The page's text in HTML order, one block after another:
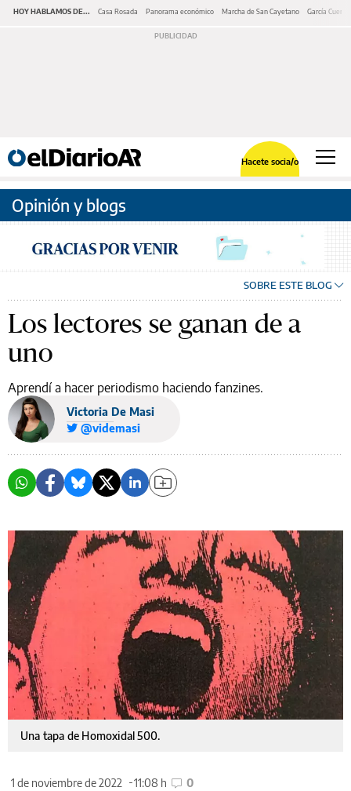
HOY HABLAMOS DE... Casa Rosada Panorama económico Marcha de San Cayetano García Cuerva
Hacete socia/o
Opinión y blogs
SOBRE ESTE BLOG
Los lectores se ganan de a
uno
Aprendí a hacer periodismo haciendo fanzines.
Victoria De Masi
@videmasi
Una tapa de Homoxidal 500.
1 de noviembre de 2022 11:08 h 0